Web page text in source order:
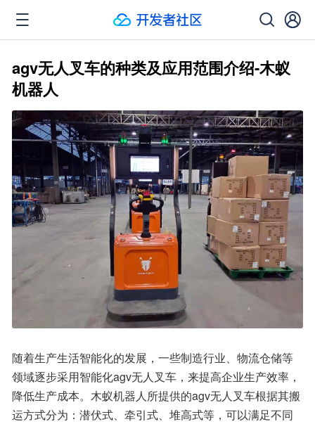
agv无人叉车的种类及应用范围介绍-木蚁
机器人
随着生产生活智能化的发展，一些制造行业、物流仓储等
领域逐步采用智能化agv无人叉车，来提高企业生产效率，
降低生产成本。木蚁机器人所提供的agv无人叉车根据其搬
运方式分为：潜伏式、牵引式、堆高式等，可以满足不同